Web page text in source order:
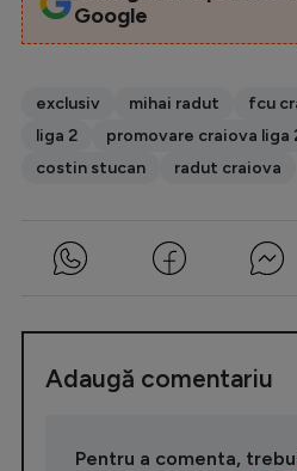
Google
exclusiv mihai radut fcu
liga 2
promovare craiova liga
costin stucan
radut craiova
Adaugă comentariu
Pentru a comenta,